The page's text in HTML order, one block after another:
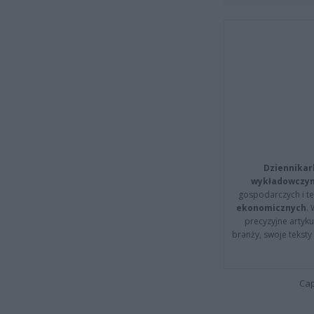
gospodarczych i
ekonomicznych.
precyzyjne
branży, swoje